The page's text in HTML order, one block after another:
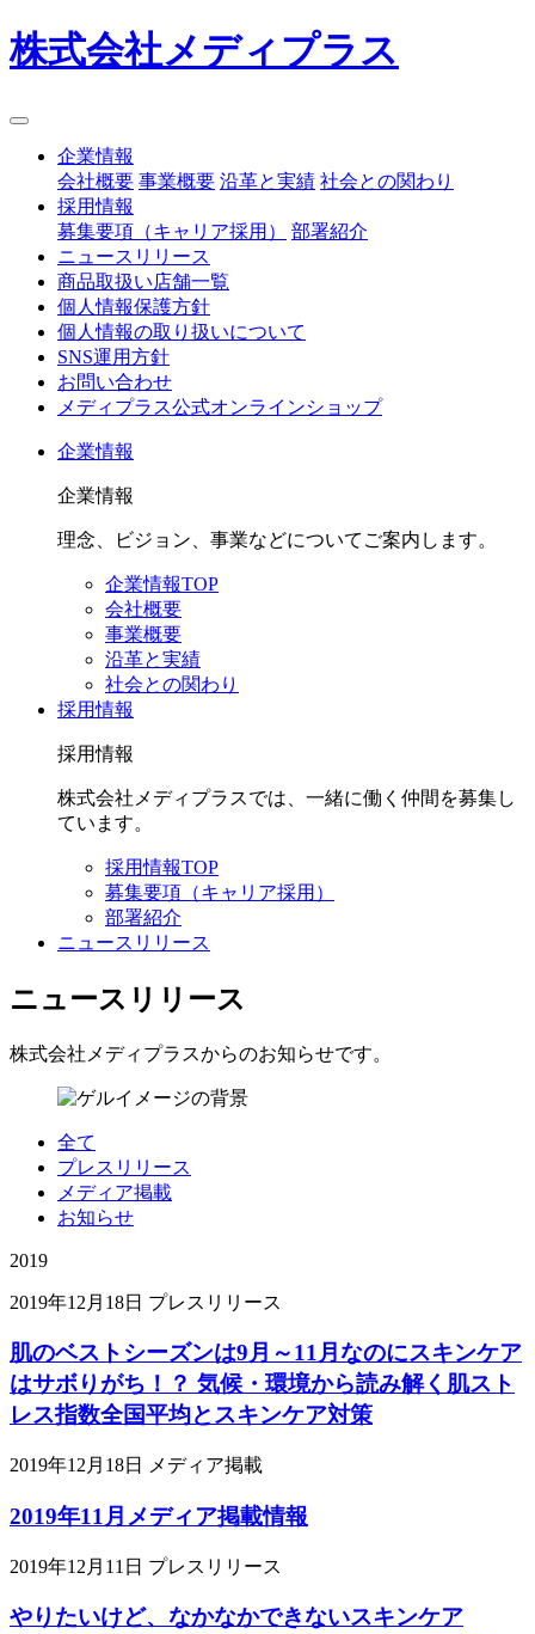
株式会社メディプラス
企業情報
会社概要 事業概要 沿革と実績 社会との関わり
採用情報
募集要項（キャリア採用）
部署紹介
ニュースリリース
商品取扱い店舗一覧
個人情報保護方針
個人情報の取り扱いについて
SNS運用方針
お問い合わせ
メディプラス公式オンラインショップ
企業情報
企業情報
理念、ビジョン、事業などについてご案内します。
企業情報TOP
会社概要
事業概要
沿革と実績
社会との関わり
採用情報
採用情報
株式会社メディプラスでは、一緒に働く仲間を募集し
ています。
採用情報TOP
募集要項（キャリア採用）
部署紹介
ニュースリリース
ニュースリリース
株式会社メディプラスからのお知らせです。
全て
プレスリリース
メディア掲載
お知らせ
2019
2019年12月18日 プレスリリース
肌のベストシーズンは9月～11月なのにスキンケア
はサボりがち！？ 気候・環境から読み解く肌スト
レス指数全国平均とスキンケア対策
2019年12月18日 メディア掲載
2019年11月メディア掲載情報
2019年12月11日 プレスリリース
やりたいけど、なかなかできないスキンケア